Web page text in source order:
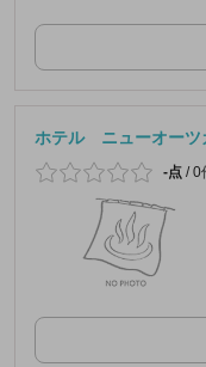
ホテル ニューオーツ
-点 /0